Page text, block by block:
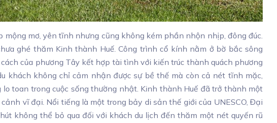
mộng mơ, yên tĩnh nhưng cũng không kém phần nhộn nhịp, đông đúc.
ghé thăm Kinh thành Huế. Công trình cổ kính nằm ở bờ bắc sông
của phương Tây kết hợp tài tình với kiến trúc thành quách phương
khách không chỉ cảm nhận được sự bề thế mà còn cả nét tĩnh mặc,
toan trong cuộc sống thường nhật. Kinh thành Huế đã trở thành một
vĩ đại. Nổi tiếng là một trong bảy di sản thế giới của UNESCO, Đại
không thể bỏ qua đối với khách du lịch đến thăm một nét quyến rũ